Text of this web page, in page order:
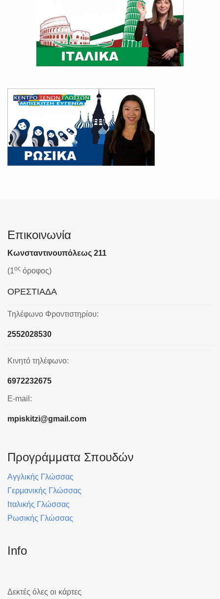
Επικοινωνία
Κωνσταντινουπόλεως 211
(1ος όροφος)
ΟΡΕΣΤΙΑΔΑ
Τηλέφωνο Φροντιστηρίου:
2552028530
Κινητό τηλέφωνο:
6972232675
E-mail:
mpiskitzi@gmail.com
Προγράμματα Σπουδών
Αγγλικής Γλώσσας
Γερμανικής Γλώσσας
Ιταλικής Γλώσσας
Ρωσικής Γλώσσας
Info
Δεκτές όλες οι κάρτες